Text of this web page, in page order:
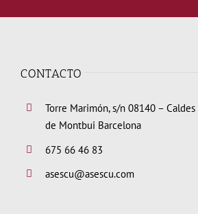
CONTACTO
Torre Marimón, s/n 08140 – Caldes
de Montbui Barcelona
675 66 46 83
asescu@asescu.com